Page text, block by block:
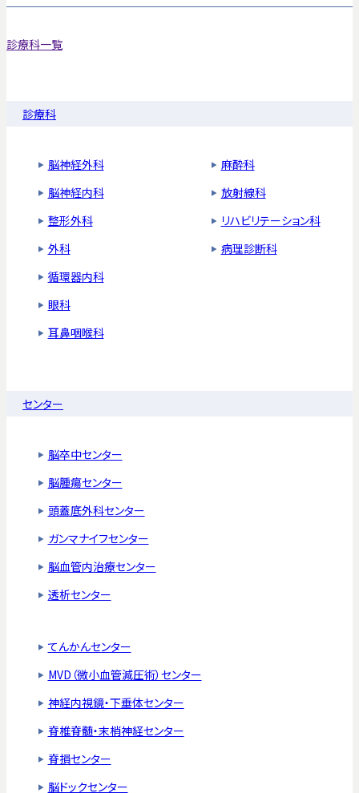
診療科一覧
診療科
脳神経外科
脳神経内科
整形外科
外科
循環器内科
眼科
耳鼻咽喉科
麻酔科
放射線科
リハビリテーション科
病理診断科
センター
脳卒中センター
脳腫瘍センター
頭蓋底外科センター
ガンマナイフセンター
脳血管内治療センター
透析センター
てんかんセンター
MVD（微小血管減圧術）センター
神経内視鏡・下垂体センター
脊椎脊髄・末梢神経センター
脊損センター
脳ドックセンター